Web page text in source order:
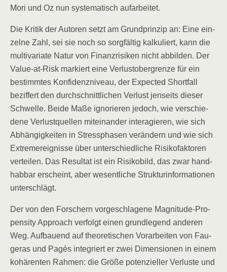
Mori und Oz nun sys­te­ma­tisch aufarbeitet.
Die Kri­tik der Autoren setzt am Grund­prin­zip an: Eine ein­
zel­ne Zahl, sei sie noch so sorg­fäl­tig kal­ku­liert, kann die
mul­ti­va­ria­te Natur von Finanz­ri­si­ken nicht abbil­den. Der
Value-at-Risk mar­kiert eine Ver­lust­ober­gren­ze für ein
bestimm­tes Kon­fi­denz­ni­veau, der Expec­ted Short­fall
bezif­fert den durch­schnitt­li­chen Ver­lust jen­seits die­ser
Schwel­le. Bei­de Maße igno­rie­ren jedoch, wie ver­schie­
de­ne Ver­lust­quel­len mit­ein­an­der inter­agie­ren, wie sich
Abhän­gig­kei­ten in Stress­pha­sen ver­än­dern und wie sich
Extrem­ereig­nis­se über unter­schied­li­che Risi­ko­fak­to­ren
ver­tei­len. Das Resul­tat ist ein Risi­ko­bild, das zwar hand­
hab­bar erscheint, aber wesent­li­che Struk­tur­in­for­ma­tio­nen
unterschlägt.
Der von den For­schern vor­ge­schla­ge­ne Magni­tu­de-Pro­
pen­si­ty Approach ver­folgt einen grund­le­gend ande­ren
Weg. Auf­bau­end auf theo­re­ti­schen Vor­ar­bei­ten von Fau­
ge­ras und Pagés inte­griert er zwei Dimen­sio­nen in einem
kohä­ren­ten Rah­men: die Grö­ße poten­zi­el­ler Ver­lus­te und